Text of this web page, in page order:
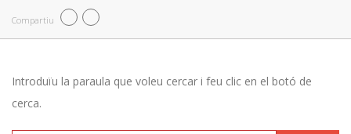
Compartiu
Introduïu la paraula que voleu cercar i feu clic en el botó de
cerca.